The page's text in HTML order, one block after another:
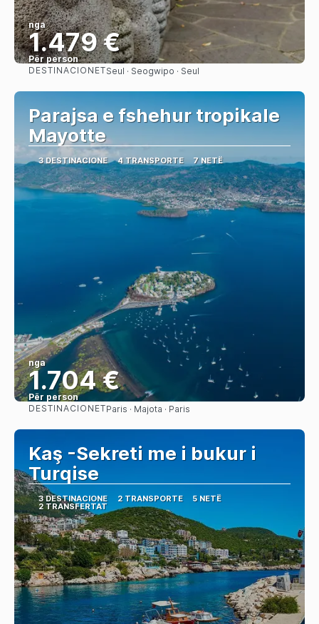
nga
1.479 €
Për person
Shihni
DESTINACIONETSeul · Seogwipo · Seul
Parajsa e fshehur tropikale
Mayotte
3 DESTINACIONE 4 TRANSPORTE 7 NETË
nga
1.704 €
Për person
Shihni
DESTINACIONETParis · Majota · Paris
Kaş -Sekreti me i bukur i
Turqise
3 DESTINACIONE 2 TRANSPORTE 5 NETË
2 TRANSFERTAT